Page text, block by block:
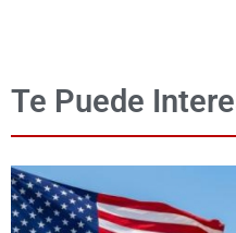
Te Puede